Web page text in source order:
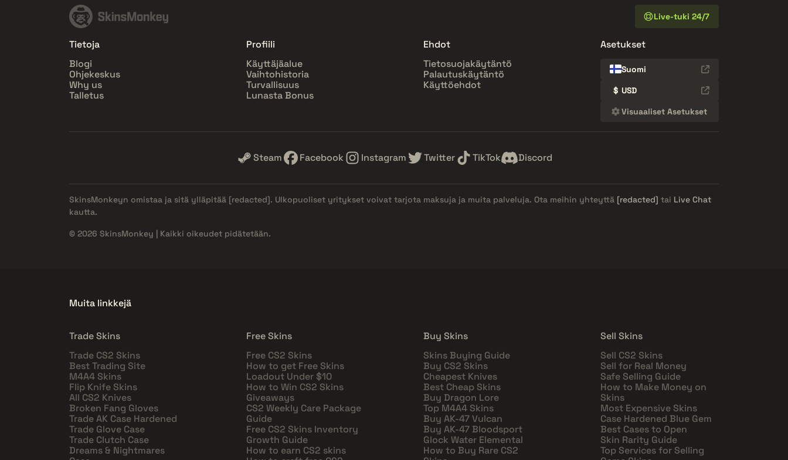
Live-tuki 24/7
Tietoja
Blogi
Ohjekeskus
Why us
Talletus
Profiili
Käyttäjäalue
Vaihtohistoria
Turvallisuus
Lunasta Bonus
Ehdot
Tietosuojakäytäntö
Palautuskäytäntö
Käyttöehdot
Asetukset
Suomi
$ USD
Visuaaliset Asetukset
Steam Facebook Instagram Twitter TikTok Discord
SkinsMonkeyn omistaa ja sitä ylläpitää [redacted]. Ulkopuoliset yritykset voivat tarjota maksuja ja muita palveluja. Ota meihin yhteyttä [redacted] tai Live Chat
kautta.
© 2026 SkinsMonkey | Kaikki oikeudet pidätetään.
Muita linkkejä
Trade Skins
Trade CS2 Skins
Best Trading Site
M4A4 Skins
Flip Knife Skins
All CS2 Knives
Broken Fang Gloves
Trade AK Case Hardened
Trade Glove Case
Trade Clutch Case
Dreams & Nightmares
Free Skins
Free CS2 Skins
How to get Free Skins
Loadout Under $10
How to Win CS2 Skins
Giveaways
CS2 Weekly Care Package
Guide
Free CS2 Skins Inventory
Growth Guide
How to earn CS2 skins
Buy Skins
Skins Buying Guide
Buy CS2 Skins
Cheapest Knives
Best Cheap Skins
Buy Dragon Lore
Top M4A4 Skins
Buy AK-47 Vulcan
Buy AK-47 Bloodsport
Glock Water Elemental
How to Buy Rare CS2
Sell Skins
Sell CS2 Skins
Sell for Real Money
Safe Selling Guide
How to Make Money on
Skins
Most Expensive Skins
Case Hardened Blue Gem
Best Cases to Open
Skin Rarity Guide
Top Services for Selling